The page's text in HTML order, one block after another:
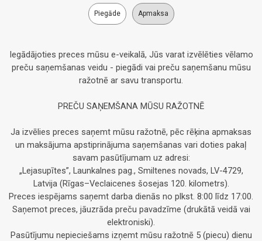
Piegāde Apmaksa
Iegādājoties preces mūsu e-veikalā, Jūs varat izvēlēties vēlamo
preču saņemšanas veidu - piegādi vai preču saņemšanu mūsu
ražotnē ar savu transportu.
PREČU SAŅEMŠANA MŪSU RAŽOTNĒ
Ja izvēlies preces saņemt mūsu ražotnē, pēc rēķina apmaksas
un maksājuma apstiprinājuma saņemšanas vari doties pakaļ
savam pasūtījumam uz adresi:
„Lejasupītes”, Launkalnes pag., Smiltenes novads, LV-4729,
Latvija (Rīgas–Veclaicenes šosejas 120. kilometrs).
Preces iespējams saņemt darba dienās no plkst. 8:00 līdz 17:00.
Saņemot preces, jāuzrāda preču pavadzīme (drukātā veidā vai
elektroniski).
Pasūtījumu nepieciešams izņemt mūsu ražotnē 5 (piecu) dienu